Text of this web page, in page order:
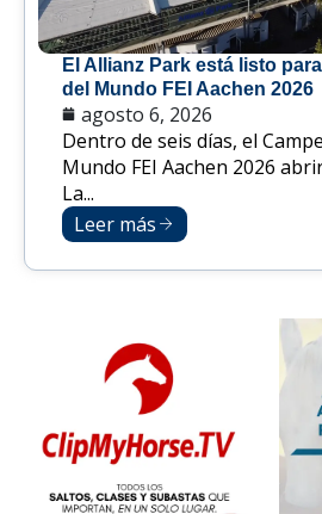
El Allianz Park está listo
del Mundo FEI Aachen 2026
agosto 6, 2026
Dentro de seis días, el
Mundo FEI Aachen 2026
La...
Leer más